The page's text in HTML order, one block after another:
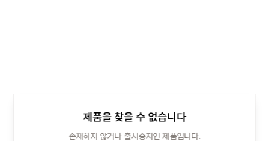
제품을 찾을 수 없습니다
존재하지 않거나 출시중지인 제품입니다.